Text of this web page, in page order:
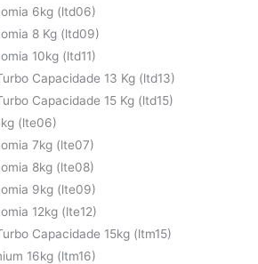
6kg (ltd06)
8 Kg (ltd09)
10kg (ltd11)
Capacidade 13 Kg (ltd13)
Capacidade 15 Kg (ltd15)
(lte06)
7kg (lte07)
8kg (lte08)
9kg (lte09)
12kg (lte12)
Capacidade 15kg (ltm15)
16kg (ltm16)